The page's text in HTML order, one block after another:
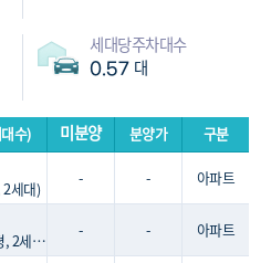
세대당주차대수
0.57 대
수) 미분양 분양가
구분
세대)
- -
아파트
세대)
- -
아파트